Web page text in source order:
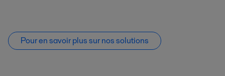
Pour en savoir plus sur nos solutions